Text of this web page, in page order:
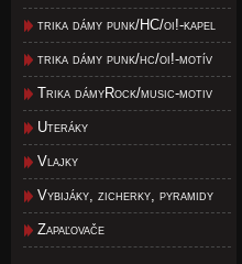
trika dámy punk/HC/oi!-kapel
trika dámy punk/hc/oi!-motív
Trika dámyRock/music-motiv
Uteráky
Vlajky
Vybijáky, zicherky, pyramidy
Zapaľovače